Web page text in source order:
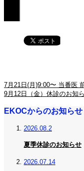
7月21日(月)9:00〜 当番医
9月12日（金）休診のお知
EKOCからのお知らせ
2026.08.2
夏季休診のお知らせ
2026.07.14